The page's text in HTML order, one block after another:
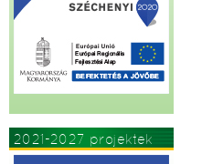
2021-2027 projektek